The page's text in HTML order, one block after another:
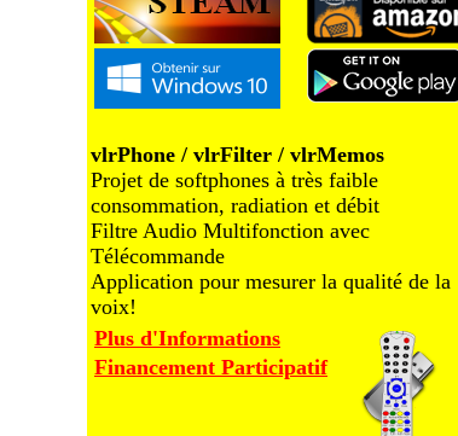
vlrPhone / vlrFilter / vlrMemos
Projet de softphones à très faible
consommation, radiation et débit
Filtre Audio Multifonction avec
Télécommande
Application pour mesurer la qualité de la
voix!
Plus d'Informations
Financement Participatif